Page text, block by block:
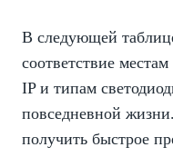
В следующей
соответствие
IP и типам
повседневной
получить быстрое